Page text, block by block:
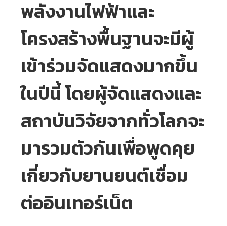
พลังงานไฟฟ้าและ
โครงสร้างพื้นฐานจะมีผู้
เข้าร่วมจัดแสดงมากขึ้น
ในปีนี้ โดยผู้จัดแสดงและ
สถาบันวิจัยจากทั่วโลกจะ
มารวมตัวกันเพื่อพูดคุย
เกี่ยวกับยานยนต์เชื่อม
ต่ออินเทอร์เน็ต